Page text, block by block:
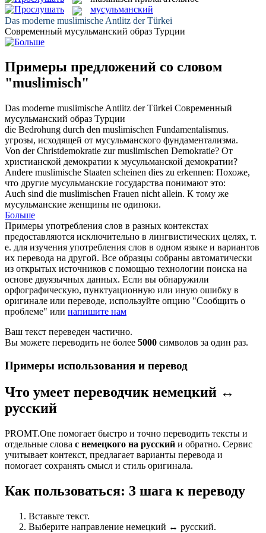
мусульманский
Das moderne muslimische Antlitz der Türkei
Современный мусульманский образ Турции
Примеры предложений со словом
"muslimisch"
Das moderne muslimische Antlitz der Türkei Современный
мусульманский образ Турции
die Bedrohung durch den muslimischen Fundamentalismus.
угрозы, исходящей от мусульманского фундаментализма.
Von der Christdemokratie zurmuslimischen Demokratie? От
христианской демократии к мусульманской демократии?
Andere muslimische Staaten scheinen dies zu erkennen: Похоже,
что другие мусульманские государства понимают это:
Auch sind die muslimischen Frauen nicht allein. К тому же
мусульманские женщины не одиноки.
Больше
Примеры употребления слов в разных контекстах
предоставляются исключительно в лингвистических целях, т.
е. для изучения употребления слов в одном языке и вариантов
их перевода на другой. Все образцы собраны автоматически
из открытых источников с помощью технологии поиска на
основе двуязычных данных. Если вы обнаружили
орфографическую, пунктуационную или иную ошибку в
оригинале или переводе, используйте опцию "Сообщить о
проблеме" или напишите нам
Ваш текст переведен частично.
Вы можете переводить не более 5000 символов за один раз.
Примеры использования и перевод
Что умеет переводчик немецкий ↔
русский
PROMT.One помогает быстро и точно переводить тексты и
отдельные слова с немецкого на русский и обратно. Сервис
учитывает контекст, предлагает варианты перевода и
помогает сохранять смысл и стиль оригинала.
Как пользоваться: 3 шага к переводу
Вставьте текст.
Выберите направление немецкий ↔ русский.